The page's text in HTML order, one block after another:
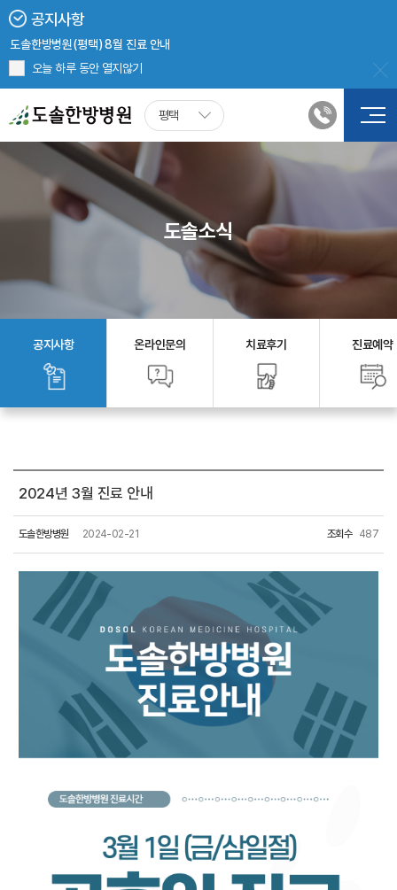
공지사항
도솔한방병원(평택) 8월 진료 안내
보건복지부 <원외탕전실(일반한약)> 인증
근로복지공단 <산업재해보상보험 재활인증의료기관> 인증
도솔한방병원 첩약(한약) 처방 시, 건강보험 적용
보건복지부 <의한협진 의료기관> 선정
2024년 5월 20일부터 병원 진료 시, 신분증 확인 의무화
오늘 하루 동안 열지않기
평택
호흡기질환
감기
비염
축농증
한의과 · 의과 협진
한의과 · 의과 협진
체외충격파
도솔한약
입원집중치료
산업재해 보상치료
산업재해 보상치료
도솔한방병원
브랜드스토리 의료진 소개 진료시간
오시는 길
비급여진료비
도솔협력병원
도솔채널
월간도솔
도솔소식
공지사항 온라인문의 치료후기 진료예약
2024년 3월 진료 안내
도솔한방병원 2024-02-21 조회수 487